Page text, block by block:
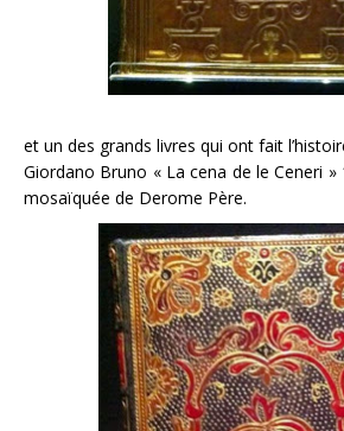
et un des grands livres qui ont fait
Giordano Bruno « La cena de le Ceneri »
mosaïquée de Derome Père.